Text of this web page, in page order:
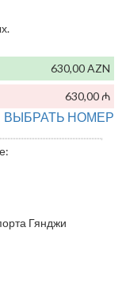
630,00 AZN
630,00 ₼
ВЫБРАТЬ НОМЕР
Гянджи